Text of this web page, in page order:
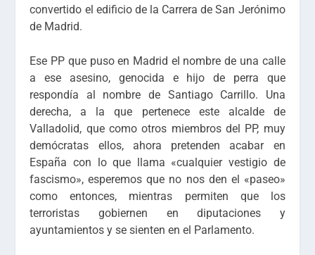
convertido el edificio de la Carrera de San Jerónimo
de Madrid.
Ese PP que puso en Madrid el nombre de una calle
a ese asesino, genocida e hijo de perra que
respondía al nombre de Santiago Carrillo. Una
derecha, a la que pertenece este alcalde de
Valladolid, que como otros miembros del PP, muy
demócratas ellos, ahora pretenden acabar en
España con lo que llama «cualquier vestigio de
fascismo», esperemos que no nos den el «paseo»
como entonces, mientras permiten que los
terroristas gobiernen en diputaciones y
ayuntamientos y se sienten en el Parlamento.